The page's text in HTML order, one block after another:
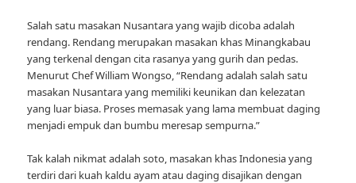
Salah satu masakan Nusantara yang wajib dicoba adalah
rendang. Rendang merupakan masakan khas Minangkabau
yang terkenal dengan cita rasanya yang gurih dan pedas.
Menurut Chef William Wongso, “Rendang adalah salah satu
masakan Nusantara yang memiliki keunikan dan kelezatan
yang luar biasa. Proses memasak yang lama membuat daging
menjadi empuk dan bumbu meresap sempurna.”
Tak kalah nikmat adalah soto, masakan khas Indonesia yang
terdiri dari kuah kaldu ayam atau daging disajikan dengan